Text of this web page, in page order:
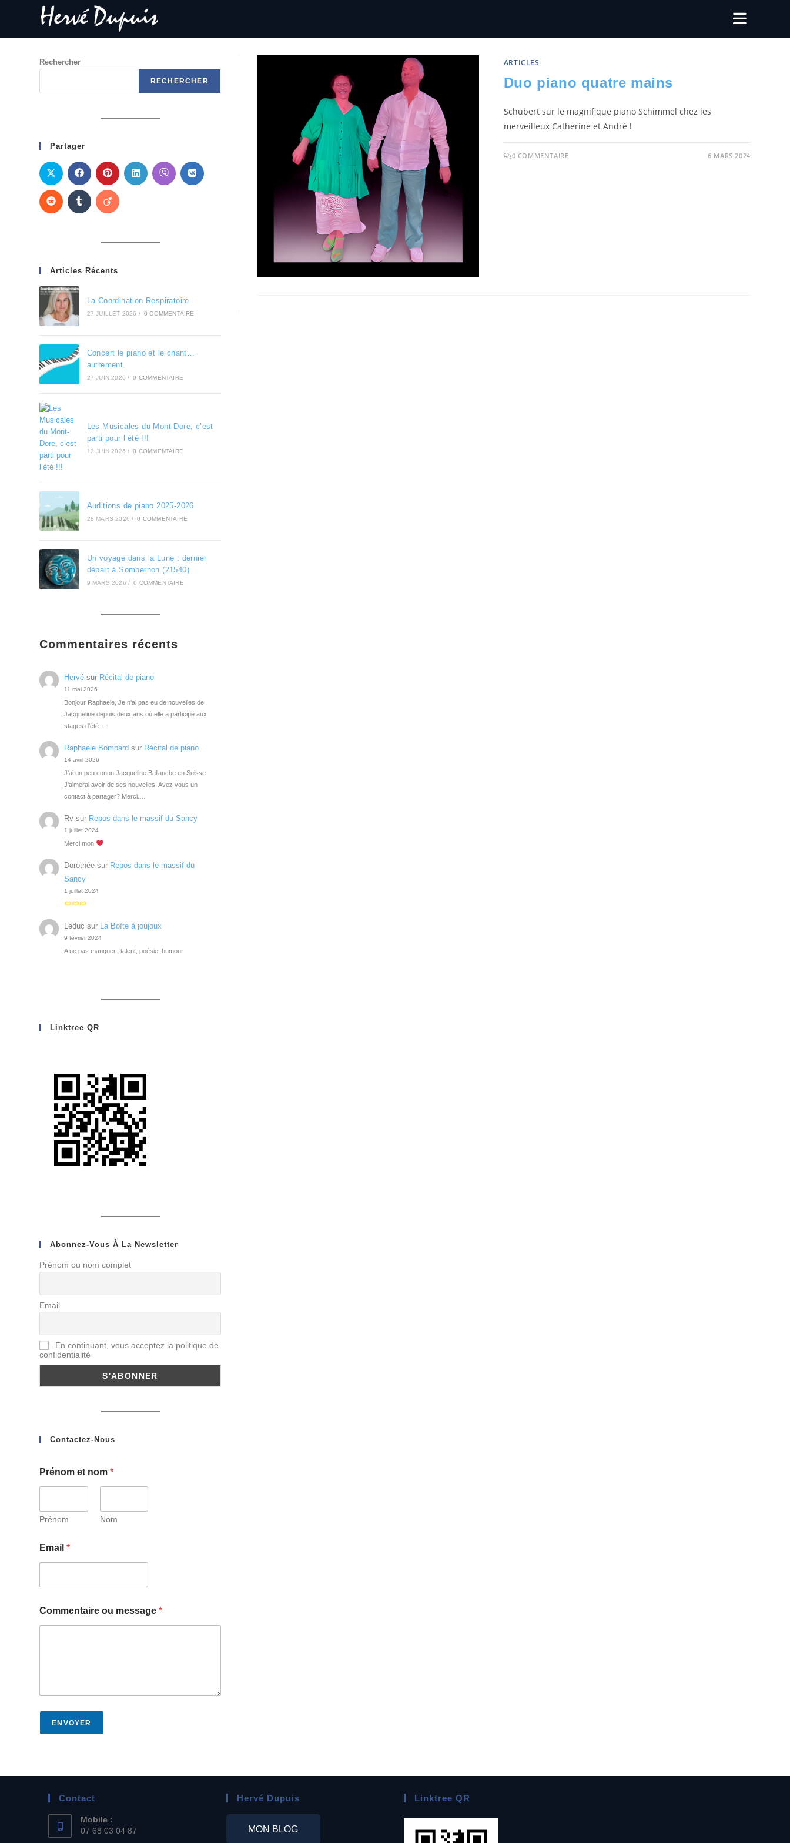
ARTICLES
Duo piano quatre mains
Schubert sur le magnifique piano Schimmel chez les
merveilleux Catherine et André !
0 COMMENTAIRE 6 MARS 2024
Rechercher
RECHERCHER
Partager
Articles Récents
La Coordination Respiratoire
27 JUILLET 2026 / 0 COMMENTAIRE
Concert le piano et le chant…
autrement.
27 JUIN 2026 / 0 COMMENTAIRE
Les Musicales du Mont-Dore, c’est
parti pour l’été !!!
13 JUIN 2026 / 0 COMMENTAIRE
Auditions de piano 2025-2026
28 MARS 2026 / 0 COMMENTAIRE
Un voyage dans la Lune : dernier
départ à Sombernon (21540)
9 MARS 2026 / 0 COMMENTAIRE
Commentaires récents
Hervé sur Récital de piano
11 mai 2026
Bonjour Raphaele, Je n'ai pas eu de nouvelles de
Jacqueline depuis deux ans où elle a participé aux
stages d'été.…
Raphaele Bompard sur Récital de piano
14 avril 2026
J'ai un peu connu Jacqueline Ballanche en Suisse.
J'aimerai avoir de ses nouvelles. Avez vous un
contact à partager? Merci.…
Rv sur Repos dans le massif du Sancy
1 juillet 2024
Merci mon
Dorothée sur Repos dans le massif du
Sancy
1 juillet 2024
Leduc sur La Boîte à joujoux
9 février 2024
A ne pas manquer...talent, poésie, humour
Linktree QR
Abonnez-Vous À La Newsletter
Prénom ou nom complet
Email
En continuant, vous acceptez la politique de
confidentialité
Contactez-Nous
Prénom et nom*
Prénom Nom
Email*
Commentaire ou message*
ENVOYER
Contact
Mobile :
07 68 03 04 87
Hervé Dupuis
MON BLOG
Linktree QR